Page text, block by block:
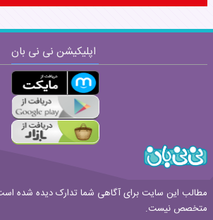
اپلیکیشن نی نی بان
مطالب این سایت برای آگاهی شما تدارک دیده شده
متخصص نیست.